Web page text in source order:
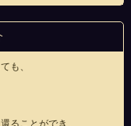
も、
ることができ、